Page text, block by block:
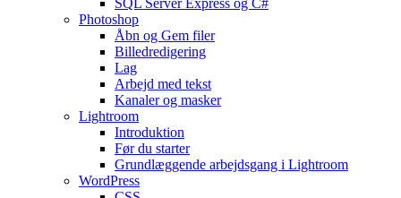
SQL Server Express og C#
Photoshop
Åbn og Gem filer
Billedredigering
Lag
Arbejd med tekst
Kanaler og masker
Lightroom
Introduktion
Før du starter
Grundlæggende arbejdsgang i Lightroom
WordPress